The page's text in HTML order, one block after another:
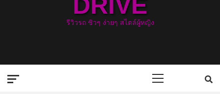
รีวิวรถ ชิวๆ ง่ายๆ สไตล์ผู้หญิง